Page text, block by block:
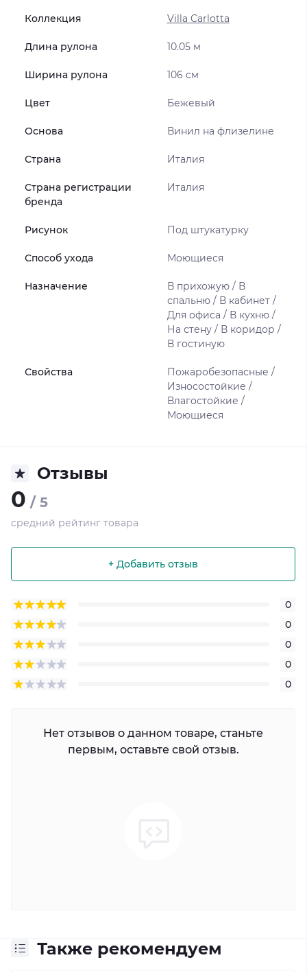
Коллекция Villa Carlotta
Длина рулона 10.05 м
Ширина рулона 106 см
Цвет Бежевый
Основа Винил на флизелине
Страна Италия
Страна регистрации
бренда
Италия
Рисунок Под штукатурку
Способ ухода Моющиеся
Назначение
В прихожую / В
спальню / В кабинет /
Для офиса / В кухню /
На стену / В коридор /
В гостиную
Свойства
Пожаробезопасные /
Износостойкие /
Влагостойкие /
Моющиеся
Отзывы
0 / 5
средний рейтинг товара
+ Добавить отзыв
0
0
0
0
0
Нет отзывов о данном товаре, станьте
первым, оставьте свой отзыв.
Также рекомендуем